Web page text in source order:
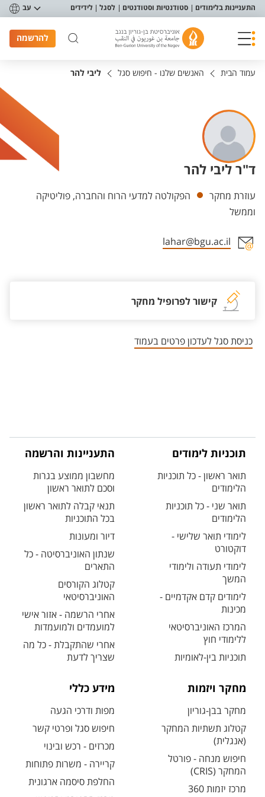
תפריט נגישות
התעניינות בלימודים סטודנטיות וסטודנטים לסגל לידידים עב
להרשמה
עמוד הבית האנשים שלנו - חיפוש סגל ליבי להר
ד"ר ליבי להר
יחידות
עוזרת מחקר
הפקולטה למדעי הרוח והחברה, פוליטיקה
וממשל
lahar@bgu.ac.il
קישור לפרופיל מחקר
כניסת סגל לעדכון פרטים בעמוד
תוכניות לימודים
תואר ראשון - כל תוכניות
הלימודים
תואר שני - כל תוכניות
הלימודים
לימודי תואר שלישי -
דוקטורט
לימודי תעודה ולימודי
המשך
לימודים קדם אקדמיים -
מכינות
המרכז האוניברסיטאי
ללימודי חוץ
תוכניות בין-לאומיות
התעניינות והרשמה
מחשבון ממוצע בגרות
וסכם לתואר ראשון
תנאי קבלה לתואר ראשון
בכל התוכניות
דיור ומעונות
שנתון האוניברסיטה - כל
התארים
קטלוג הקורסים
האוניברסיטאי
אחרי הרשמה - אזור אישי
למועמדים ולמועמדות
אחרי שהתקבלת - כל מה
שצריך לדעת
מחקר ויזמות
מחקר בבן-גוריון
קטלוג תשתיות המחקר
(אנגלית)
חיפוש מנחה - פורטל
המחקר (CRIS)
מרכז יזמות 360
מידע כללי
מפות ודרכי הגעה
חיפוש סגל ופרטי קשר
מכרזים - רכש ובינוי
קריירה - משרות פתוחות
החלפת סיסמה ארגונית